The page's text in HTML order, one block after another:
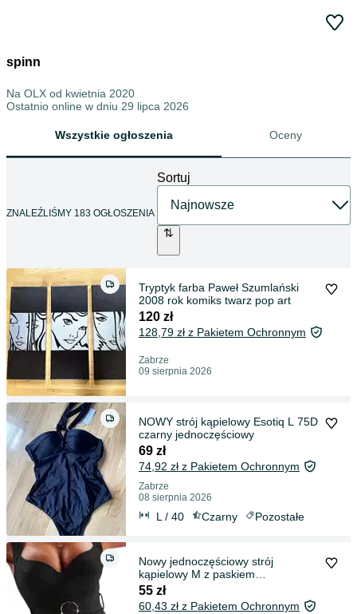
spinn
Na OLX od kwietnia 2020
Ostatnio online w dniu 29 lipca 2026
Wszystkie ogłoszenia Oceny
ZNALEŹLIŚMY 183 OGŁOSZENIA
Sortuj
Tryptyk farba Paweł Szumlański
2008 rok komiks twarz pop art
120 zł
128,79 zł z Pakietem Ochronnym
Zabrze
09 sierpnia 2026
NOWY strój kąpielowy Esotiq L 75D
czarny jednoczęściowy
69 zł
74,92 zł z Pakietem Ochronnym
Zabrze
08 sierpnia 2026
L / 40 Czarny Pozostałe
Nowy jednoczęściowy strój
kąpielowy M z paskiem
usztywniany czarny
55 zł
60,43 zł z Pakietem Ochronnym